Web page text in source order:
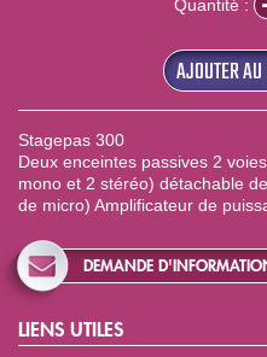
Quantité :
AJOUTER
Stagepas 300
Deux enceintes passives 2
mono et 2 stéréo) détachable
de micro) Amplificateur de
DEMANDE
LIENS UTILES